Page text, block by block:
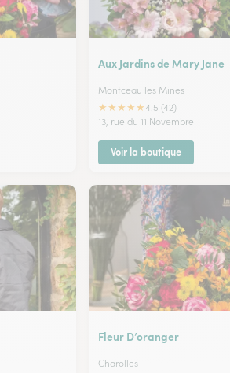
Aux Jardins de Mary Jane
Montceau les Mines
★★★★★4.5 (42)
13, rue du 11 Novembre
Voir la boutique
Fleur D’oranger
Charolles